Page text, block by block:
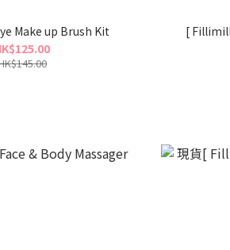
Make up Brush Kit
[